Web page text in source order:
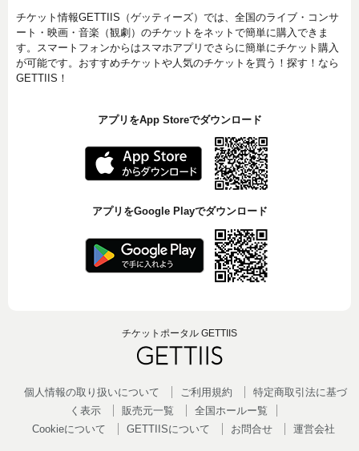
チケット情報GETTIIS（ゲッティーズ）では、全国のライブ・コンサ
ート・映画・音楽（観劇）のチケットをネットで簡単に購入できま
す。スマートフォンからはスマホアプリでさらに簡単にチケット購入
が可能です。おすすめチケットや人気のチケットを買う！探す！なら
GETTIIS！
アプリをApp Storeでダウンロード
アプリをGoogle Playでダウンロード
チケットポータル GETTIIS
個人情報の取り扱いについて ご利用規約
特定商取引法に基づ
く表示
販売元一覧
全国ホールー覧
Cookieについて
GETTIISについて お問合せ 運営会社